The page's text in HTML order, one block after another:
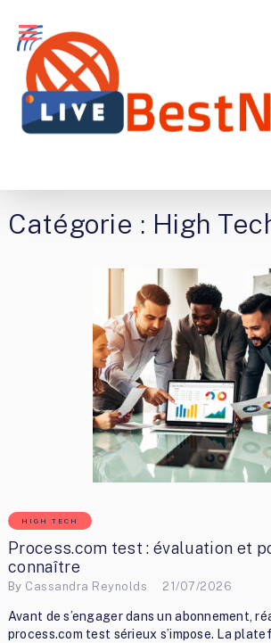
Catégorie : High
HIGH TECH
Process.com test : évaluation et
connaître
By Cassandra Reynolds 21/07/2026
Avant de s’engager dans un abonnement,
process.com test sérieux s’impose. La